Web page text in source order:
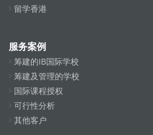
留学香港
服务案例
筹建的IB国际学校
筹建及管理的学校
国际课程授权
可行性分析
其他客户